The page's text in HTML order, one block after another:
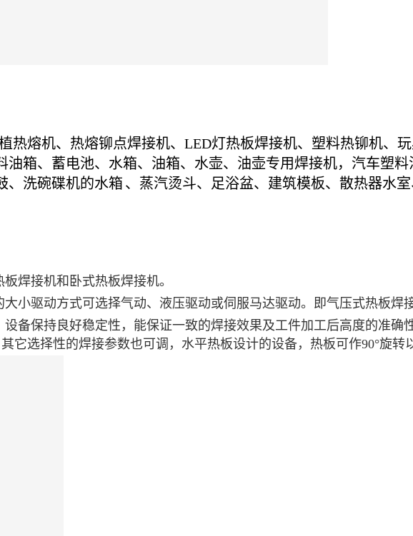
热熔机、热熔铆点焊接机、LED灯热板焊接机、塑料热铆机、
箱、蓄电池、水箱、油箱、水壶、油壶专用焊接机，汽车塑
、洗碗碟机的水箱 、蒸汽烫斗、足浴盆、建筑模板、散热器水室
焊接机和卧式热板焊接机。
小驱动方式可选择气动、液压驱动或伺服马达驱动。即气压式热板焊
备保持良好稳定性，能保证一致的焊接效果及工件加工后高度的准确
它选择性的焊接参数也可调，水平热板设计的设备，热板可作90°旋转